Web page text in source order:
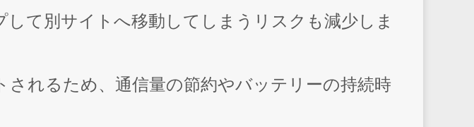
て別サイトへ移動してしまうリスクも減少しま
れるため、通信量の節約やバッテリーの持続時